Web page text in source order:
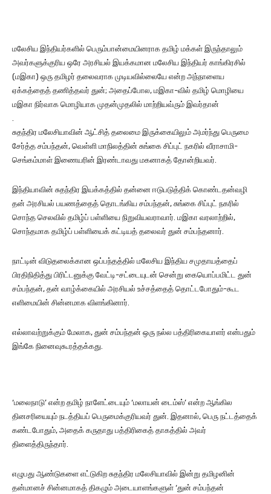
மலேசிய இந்தியர்களில் பெரும்பான்மையினராக தமிழ் மக்கள் இருந்தாலும்
அவர்களுக்குரிய ஒரே அரசியல் இயக்கமான மலேசிய இந்தியர் காங்கிரசில்
(மஇகா) ஒரு தமிழர் தலைவராக முடியவில்லையே என்ற அந்நாளைய
ஏக்கத்தைத் தணித்தவர் துன்; அதைப்போல, மஇகா-வில் தமிழ் மொழியை
மஇகா நிர்வாக மொழியாக முதன்முதலில் மாற்றியவ்ரும் இவர்தான்
.
சுதந்திர மலேசியாவின் ஆட்சித் தலைமை இருக்கையிலும் அமர்ந்து பெருமை
சேர்த்த சம்பந்தன், வெள்ளி மாநிலத்தின் சுங்கை சிப்புட் நகரில் வீராசாமி-
செங்கம்மாள் இணையரின் இரண்டாவது மகனாகத் தோன்றியவர்.
இந்தியாவின் சுதந்திர இயக்கத்தில் தன்னை ஈடுபடுத்திக் கொண்டதன்வழி
தன் அரசியல் பயணத்தைத் தொடங்கிய சம்பந்தன், சுங்கை சிப்புட் நகரில்
சொந்த செலவில் தமிழ்ப் பள்ளியை நிறுவியவராவார். மஇகா வரலாற்றில்,
சொந்தமாக தமிழ்ப் பள்ளியைக் கட்டியத் தலைவர் துன் சம்பந்தனார்.
நாட்டின் விடுதலைக்கான ஒப்பந்தத்தில் மலேசிய இந்திய சமுதாயத்தைப்
பிரதிநிதித்து பிரிட்டனுக்கு வேட்டி-சட்டையுடன் சென்று கையொப்பமிட்ட துன்
சம்பந்தன், தன் வாழ்க்கையில் அரசியல் உச்சத்தைத் தொட்டபோதும்-கூட
எளிமையின் சின்னமாக விளங்கினார்.
எல்லாவற்றுக்கும் மேலாக, துன் சம்பந்தன் ஒரு நல்ல பத்திரிகையாளர் என்பதும்
இங்கே நினைவுகூரத்தக்கது.
‘மலைநாடு’ என்ற தமிழ் நாளேட்டையும் ‘மலாயன் டைம்ஸ்’ என்ற ஆங்கில
தினசரியையும் நடத்தியப் பெருமைக்குரியவர் துன். இதனால், பெரு நட்டத்தைக்
கண்டபோதும், அதைக் கருதாது பத்திரிகைத் தாகத்தில் அவர்
திளைத்திருந்தார்.
எழுபது ஆண்டுகளை எட்டுகிற சுதந்திர மலேசியாவில் இன்று தமிழனின்
தன்மானச் சின்னமாகத் திகழும் அடையாளங்களுள் ‘துன் சம்பந்தன்